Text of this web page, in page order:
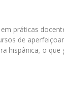
práticas
de
hispânica, o que